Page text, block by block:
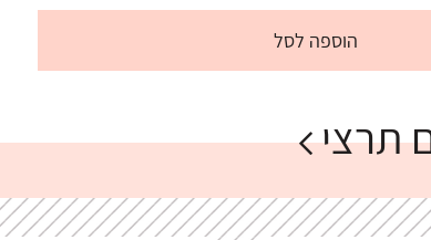
הוספה לסל
תרצי